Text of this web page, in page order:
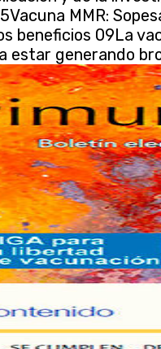
MMR:
beneficios 09La
estar generando